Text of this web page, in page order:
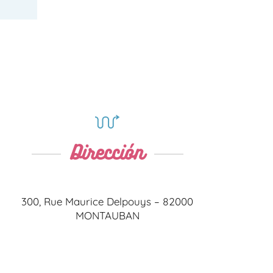
Dirección
300, Rue Maurice Delpouys – 82000
MONTAUBAN